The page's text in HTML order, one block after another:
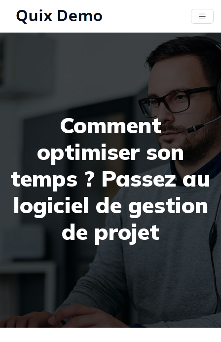
Comment
optimiser son
temps ? Passez au
logiciel de gestion
de projet